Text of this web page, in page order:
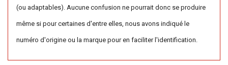
(ou adaptables). Aucune confusion ne pourrait donc se produire
même si pour certaines d'entre elles, nous avons indiqué le
numéro d'origine ou la marque pour en faciliter l'identification.